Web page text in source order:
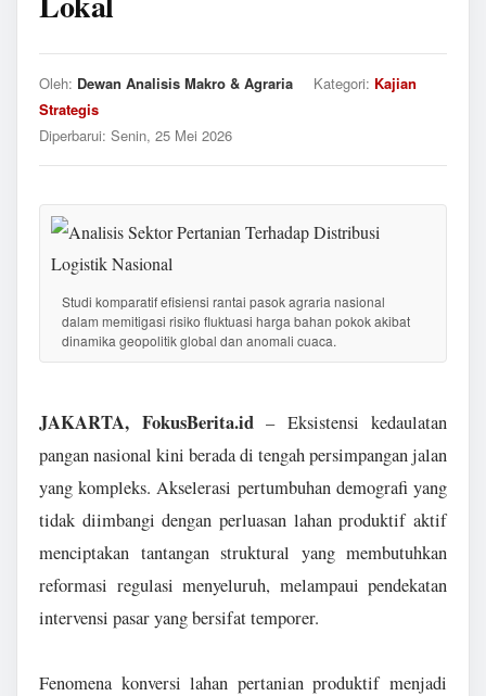
Oleh: Dewan Analisis Makro & Agraria Kategori: Kajian
Strategis
Diperbarui: Senin, 25 Mei 2026
Studi komparatif efisiensi rantai pasok agraria nasional
dalam memitigasi risiko fluktuasi harga bahan pokok akibat
dinamika geopolitik global dan anomali cuaca.
JAKARTA, FokusBerita.id– Eksistensi kedaulatan
pangan nasional kini berada di tengah persimpangan jalan
yang kompleks. Akselerasi pertumbuhan demografi yang
tidak diimbangi dengan perluasan lahan produktif aktif
menciptakan tantangan struktural yang membutuhkan
reformasi regulasi menyeluruh, melampaui pendekatan
intervensi pasar yang bersifat temporer.
Fenomena konversi lahan pertanian produktif menjadi